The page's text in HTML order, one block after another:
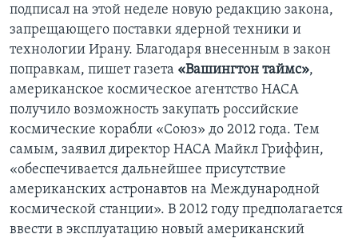
подписал на этой неделе новую редакцию закона,
запрещающего поставки ядерной техники и
технологии Ирану. Благодаря внесенным в закон
поправкам, пишет газета «Вашингтон таймс»,
американское космическое агентство НАСА
получило возможность закупать российские
космические корабли «Союз» до 2012 года. Тем
самым, заявил директор НАСА Майкл Гриффин,
«обеспечивается дальнейшее присутствие
американских астронавтов на Международной
космической станции». В 2012 году предполагается
ввести в эксплуатацию новый американский